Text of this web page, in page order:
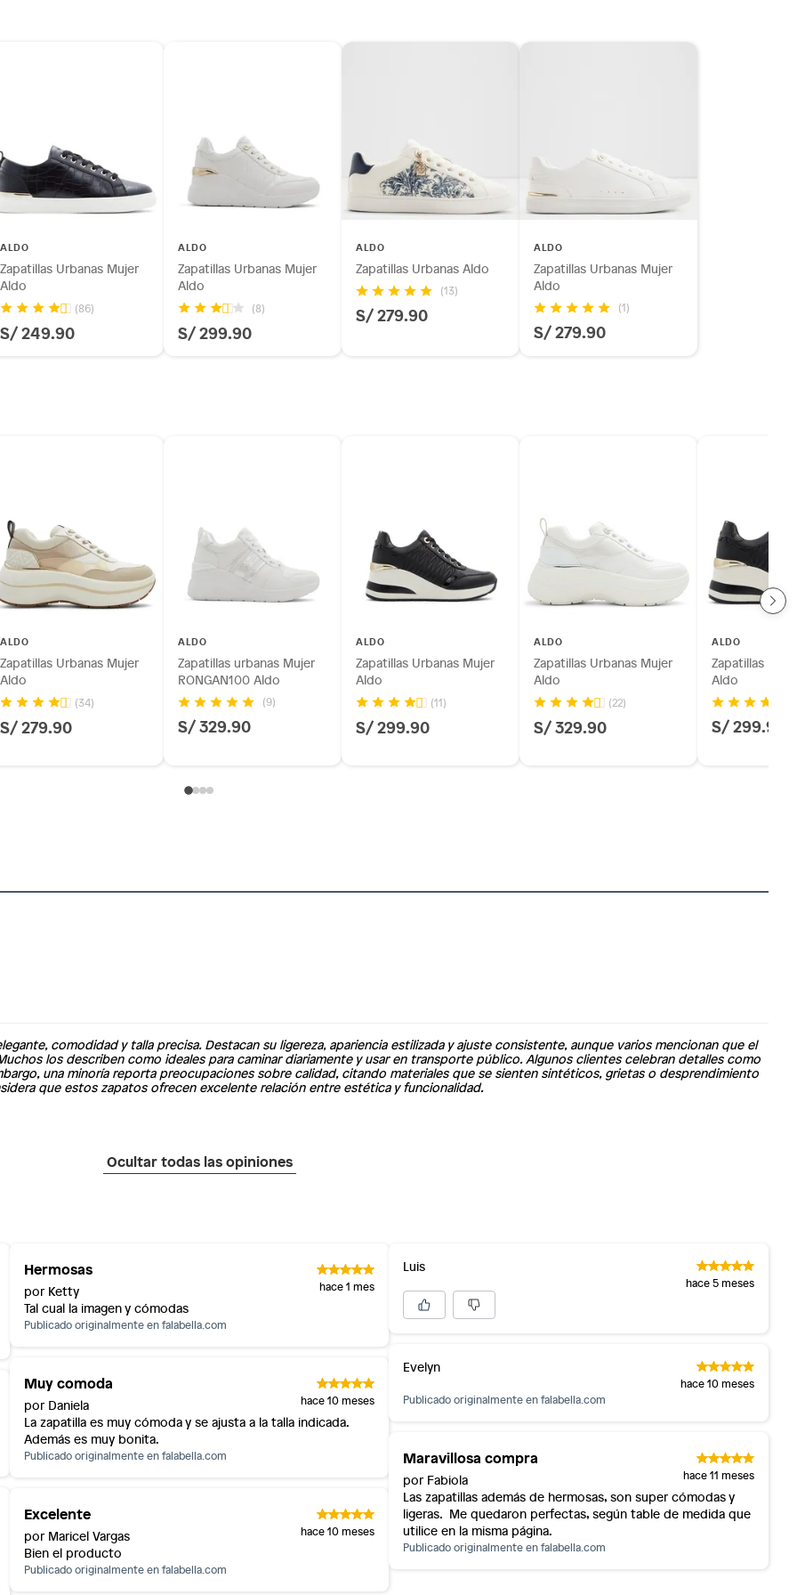
para mujer. Nuestra selección incluye
más. Si estás buscando un look moderno para
en Saga Falabella encontrarás el calzado
y tamaños para que encuentres el par ideal para ti.
ALDO
Zapatillas Urbanas Mujer
Aldo
(86)
S/ 249.90
ALDO
Zapatillas Urbanas Mujer
Aldo
(8)
S/ 299.90
ALDO
Zapatillas Urbanas Aldo
(13)
S/ 279.90
ALDO
Zapatillas Urbanas Mujer
Aldo
(1)
S/ 279.90
ALDO
Zapatillas Urbanas Mujer
Aldo
(34)
S/ 279.90
ALDO
Zapatillas urbanas Mujer
RONGAN100 Aldo
(9)
S/ 329.90
ALDO
Zapatillas Urbanas Mujer
Aldo
(11)
S/ 299.90
ALDO
Zapatillas Urbanas Mujer
Aldo
(22)
S/ 329.90
ALDO
Zapatillas
Aldo
S/ 299.90
comodidad y talla precisa. Destacan su ligereza, apariencia estilizada y ajuste consistente, aunque varios mencionan que el
los describen como ideales para caminar diariamente y usar en transporte público. Algunos clientes celebran detalles como
una minoría reporta preocupaciones sobre calidad, citando materiales que se sienten sintéticos, grietas o desprendimiento
que estos zapatos ofrecen excelente relación entre estética y funcionalidad.
Ocultar todas las opiniones
Hermosas
por Ketty hace 1 mes
Tal cual la imagen y cómodas
Publicado originalmente enfalabella.com
Muy comoda
por Daniela hace 10 meses
La zapatilla es muy cómoda y se ajusta a la talla indicada.
Además es muy bonita.
Publicado originalmente enfalabella.com
Excelente
por Maricel Vargas hace 10 meses
Bien el producto
Publicado originalmente enfalabella.com
Luis
hace 5 meses
Evelyn
hace 10 meses
Publicado originalmente enfalabella.com
Maravillosa compra
por Fabiola hace 11 meses
Las zapatillas además de hermosas, son super cómodas y
ligeras. Me quedaron perfectas, según table de medida que
utilice en la misma página.
Publicado originalmente enfalabella.com